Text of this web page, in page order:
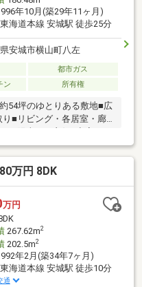
年10月(築29年11ヶ月)
東海道本線 安城駅 徒歩25分
安城市横山町八左
都市ガス
ン 所有権
54坪のゆとりある敷地■広
■リビング・各居室・廊
使いです■照明・カーテ
徒歩圏内リフォームのご
万円 8DK
万円
267.62m2
202.5m2
年2月(築34年7ヶ月)
東海道本線 安城駅 徒歩10分
通